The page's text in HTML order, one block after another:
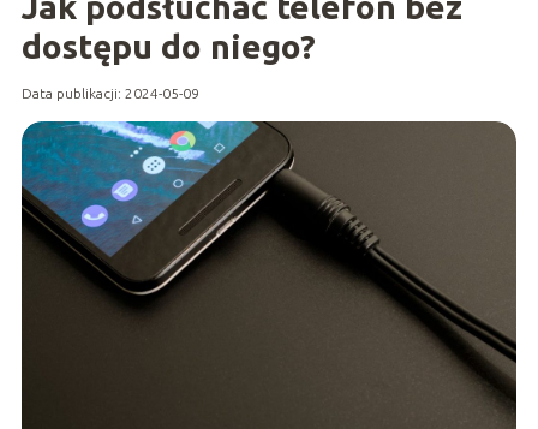
dostępu do niego?
Data publikacji: 2024-05-09